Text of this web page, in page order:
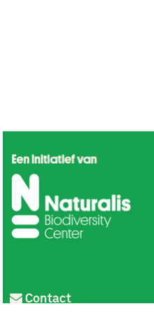
Contact